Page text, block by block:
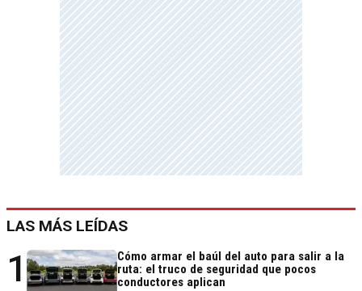
LAS MÁS LEÍDAS
1
Cómo armar el baúl del auto para salir a la
ruta: el truco de seguridad que pocos
conductores aplican